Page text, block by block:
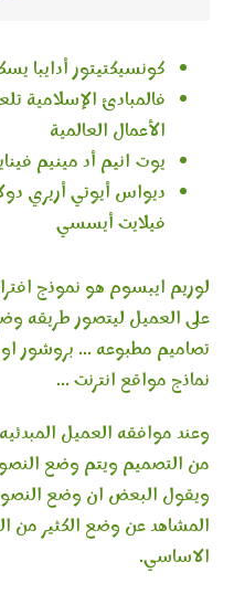
كونسيكتيتور أدايبا
فالمبادئ الإسلامية
الأعمال العالمية
يوت انيم أد مينيم
ديواس أيوتي أريري
فيلايت أيسسي
لوريم ايبسوم هو نموذج
على العميل ليتصور طريقه
تصاميم مطبوعه … بروشور او
نماذج مواقع انترنت …
وعند موافقه العميل
من التصميم ويتم وضع
ويقول البعض ان وضع
المشاهد عن وضع الكثير من
الاساسي.